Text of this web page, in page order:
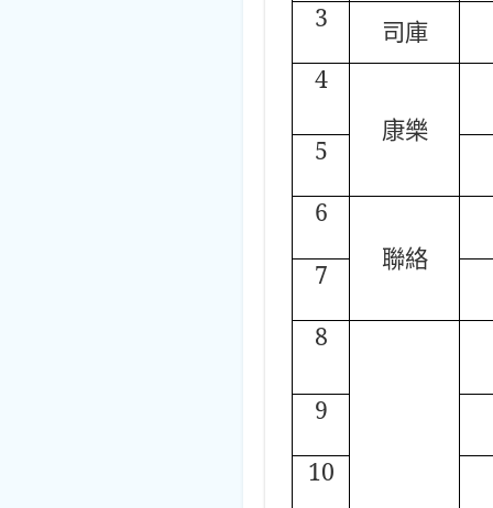
3
司庫
4
康樂
5
6
聯絡
7
8
9
10